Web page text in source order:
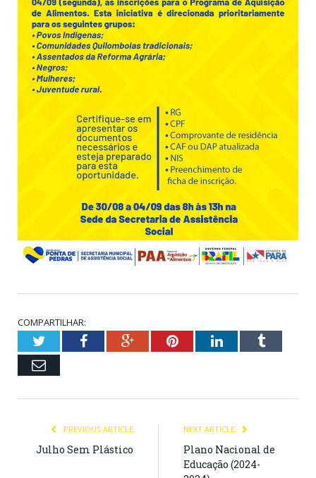
COMPARTILHAR:
TwitterFacebookGoogle+PinterestLinkedInTumblr
Email
PREVIOUS ARTICLE
Julho Sem Plástico
NEXT ARTICLE
Plano Nacional de
Educação (2024-